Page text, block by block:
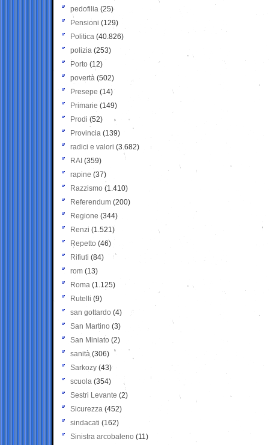
pedofilia (25)
Pensioni (129)
Politica (40.826)
polizia (253)
Porto (12)
povertà (502)
Presepe (14)
Primarie (149)
Prodi (52)
Provincia (139)
radici e valori (3.682)
RAI (359)
rapine (37)
Razzismo (1.410)
Referendum (200)
Regione (344)
Renzi (1.521)
Repetto (46)
Rifiuti (84)
rom (13)
Roma (1.125)
Rutelli (9)
san gottardo (4)
San Martino (3)
San Miniato (2)
sanità (306)
Sarkozy (43)
scuola (354)
Sestri Levante (2)
Sicurezza (452)
sindacati (162)
Sinistra arcobaleno (11)